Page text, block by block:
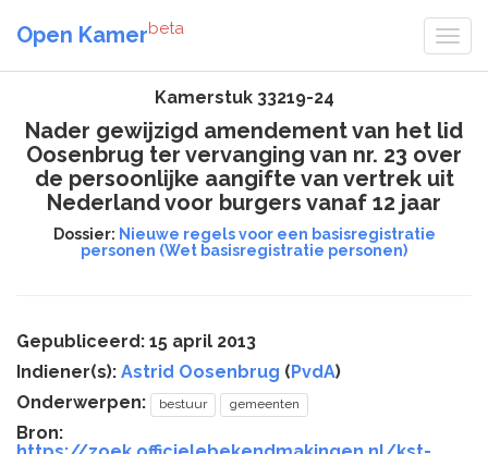
Open Kamerbeta
Kamerstuk 33219-24
Nader gewijzigd amendement van het lid
Oosenbrug ter vervanging van nr. 23 over
de persoonlijke aangifte van vertrek uit
Nederland voor burgers vanaf 12 jaar
Dossier: Nieuwe regels voor een basisregistratie
personen (Wet basisregistratie personen)
Gepubliceerd: 15 april 2013
Indiener(s): Astrid Oosenbrug (PvdA)
Onderwerpen:
bestuur gemeenten
Bron: